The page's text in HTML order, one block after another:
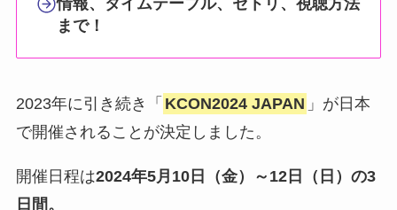
情報、タイムテーブル、セトリ、視聴方法
まで！
2023年に引き続き「 KCON2024 JAPAN 」が日本
で開催されることが決定しました。
開催日程は2024年5月10日（金）～12日（日）の3
日間。